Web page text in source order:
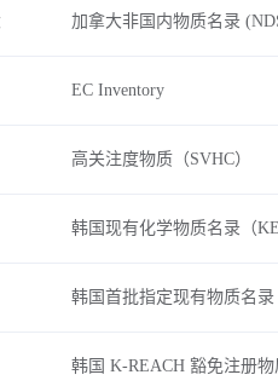
加拿大非国内物质名录
EC Inventory
高关注度物质（SVHC）
韩国现有化学物质名录（
韩国首批指定现有物质名录
韩国 K-REACH 豁免注册